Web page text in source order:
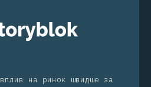
на ринок швидше за